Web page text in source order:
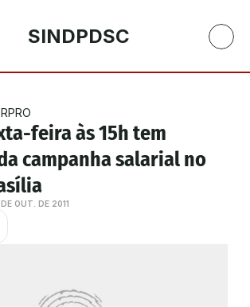
SINDPDSC
feira às 15h tem
campanha salarial no
OUT. DE 2011